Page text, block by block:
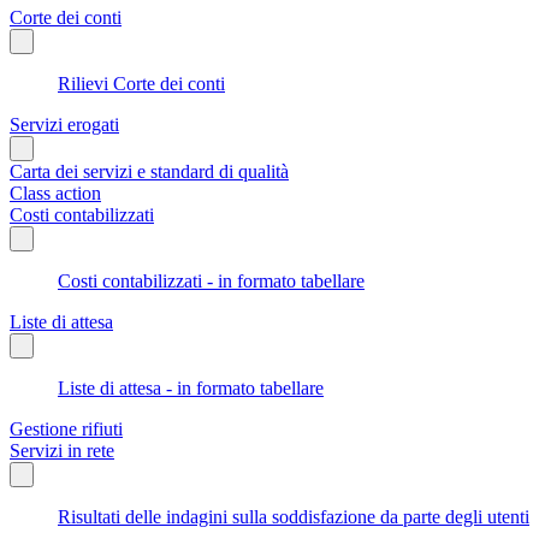
Corte dei conti
Rilievi Corte dei conti
Servizi erogati
Carta dei servizi e standard di qualità
Class action
Costi contabilizzati
Costi contabilizzati - in formato tabellare
Liste di attesa
Liste di attesa - in formato tabellare
Gestione rifiuti
Servizi in rete
Risultati delle indagini sulla soddisfazione da parte degli utenti